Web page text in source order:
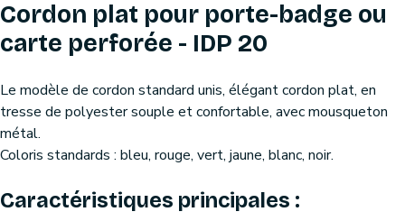
Cordon plat pour porte-badge ou
carte perforée - IDP 20
Le modèle de cordon standard unis, élégant cordon plat, en
tresse de polyester souple et confortable, avec mousqueton
métal.
Coloris standards : bleu, rouge, vert, jaune, blanc, noir.
Caractéristiques principales :